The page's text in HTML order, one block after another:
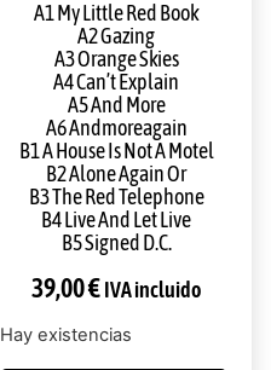
A1 My Little Red Book
A2 Gazing
A3 Orange Skies
A4 Can’t Explain
A5 And More
A6 Andmoreagain
B1 A House Is Not A Motel
B2 Alone Again Or
B3 The Red Telephone
B4 Live And Let Live
B5 Signed D.C.
39,00€IVA incluido
Hay existencias